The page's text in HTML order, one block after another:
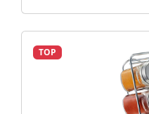
TOP